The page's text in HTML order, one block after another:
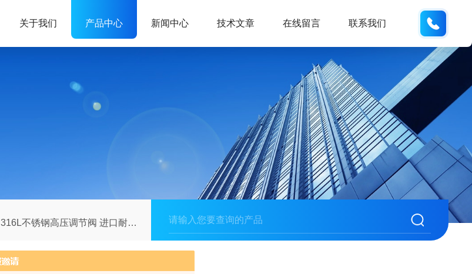
关于我们 产品中心 新闻中心 技术文章 在线留言 联系我们
316L不锈钢高压调节阀 进口耐腐蚀电动阀